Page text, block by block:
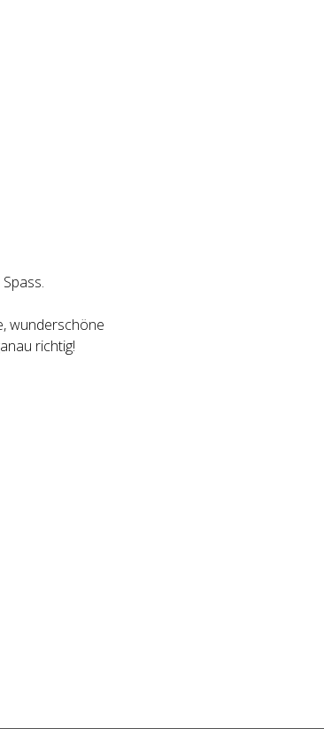
wunderschöne
richtig!